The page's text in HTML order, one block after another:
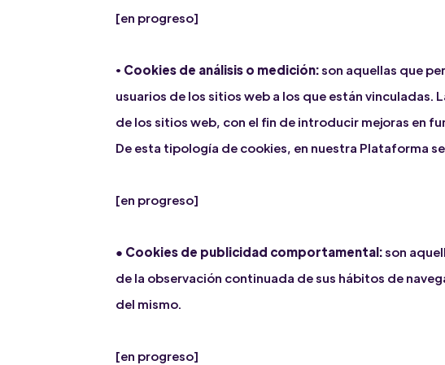
[en progreso]
• Cookies de análisis o medición:son aquellas que
usuarios de los sitios web a los que están
de los sitios web, con el fin de introducir mejoras en
De esta tipología de cookies, en nuestra Plataforma
[en progreso]
● Cookies de publicidad comportamental:son
de la observación continuada de sus hábitos de
del mismo.
[en progreso]